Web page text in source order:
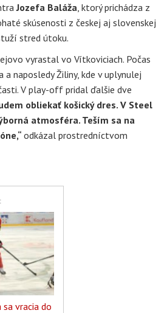
Jozefa Baláža , ktorý prichádza z
skúsenosti z českej aj slovenskej
stred útoku.
vyrastal vo Vítkoviciach. Počas
a naposledy Žiliny, kde v uplynulej
V play-off pridal ďalšie dve
obliekať košický dres. V Steel
atmosféra. Teším sa na
odkázal prostredníctvom
sa vracia do